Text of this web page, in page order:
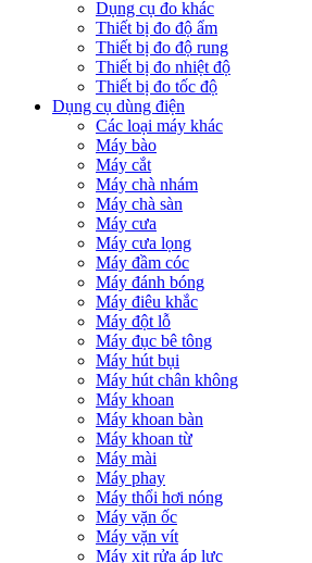
Dụng cụ đo khác
Thiết bị đo độ ẩm
Thiết bị đo độ rung
Thiết bị đo nhiệt độ
Thiết bị đo tốc độ
Dụng cụ dùng điện
Các loại máy khác
Máy bào
Máy cắt
Máy chà nhám
Máy chà sàn
Máy cưa
Máy cưa lọng
Máy đầm cóc
Máy đánh bóng
Máy điêu khắc
Máy đột lỗ
Máy đục bê tông
Máy hút bụi
Máy hút chân không
Máy khoan
Máy khoan bàn
Máy khoan từ
Máy mài
Máy phay
Máy thổi hơi nóng
Máy vặn ốc
Máy vặn vít
Máy xịt rửa áp lực